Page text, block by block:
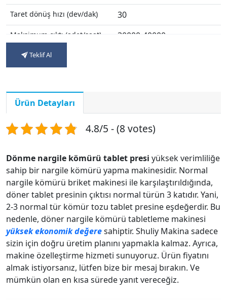
Taret dönüş hızı (dev/dak) 30
Maksimum çıktı (adet/saat) 30000-40000
Motor gücü(kw)
Makine ağırlığı (kg)
Teklif Al
Ürün Detayları
4.8/5 - (8 votes)
Dönme nargile kömürü tablet presi yüksek verimliliğe
sahip bir nargile kömürü yapma makinesidir. Normal
nargile kömürü briket makinesi ile karşılaştırıldığında,
döner tablet presinin çıktısı normal türün 3 katıdır. Yani,
2-3 normal tür kömür tozu tablet presine eşdeğerdir. Bu
nedenle, döner nargile kömürü tabletleme makinesi
yüksek ekonomik değeresahiptir. Shuliy Makina sadece
sizin için doğru üretim planını yapmakla kalmaz. Ayrıca,
makine özelleştirme hizmeti sunuyoruz. Ürün fiyatını
almak istiyorsanız, lütfen bize bir mesaj bırakın. Ve
mümkün olan en kısa sürede yanıt vereceğiz.